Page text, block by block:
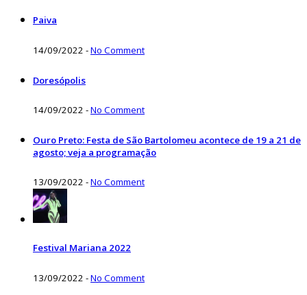
Paiva
14/09/2022 -No Comment
Doresópolis
14/09/2022 -No Comment
Ouro Preto: Festa de São Bartolomeu acontece de 19 a 21 de
agosto; veja a programação
13/09/2022 -No Comment
Festival Mariana 2022
13/09/2022 -No Comment